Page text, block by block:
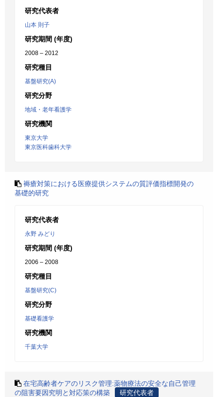
研究代表者
山本 則子
研究期間 (年度)
2008 – 2012
研究種目
基盤研究(A)
研究分野
地域・老年看護学
研究機関
東京大学
東京医科歯科大学
褥瘡対策における医療提供システムの質評価指標開発の
基礎的研究
研究代表者
永野 みどり
研究期間 (年度)
2006 – 2008
研究種目
基盤研究(C)
研究分野
基礎看護学
研究機関
千葉大学
在宅高齢者ケアのリスク管理:薬物療法の安全な自己管理
の阻害要因究明と対応策の構築
研究代表者